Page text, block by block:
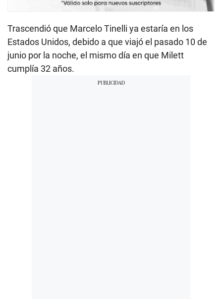
Trascendió que Marcelo Tinelli ya estaría en los
Estados Unidos, debido a que viajó el pasado 10 de
junio por la noche, el mismo día en que Milett
cumplía 32 años.